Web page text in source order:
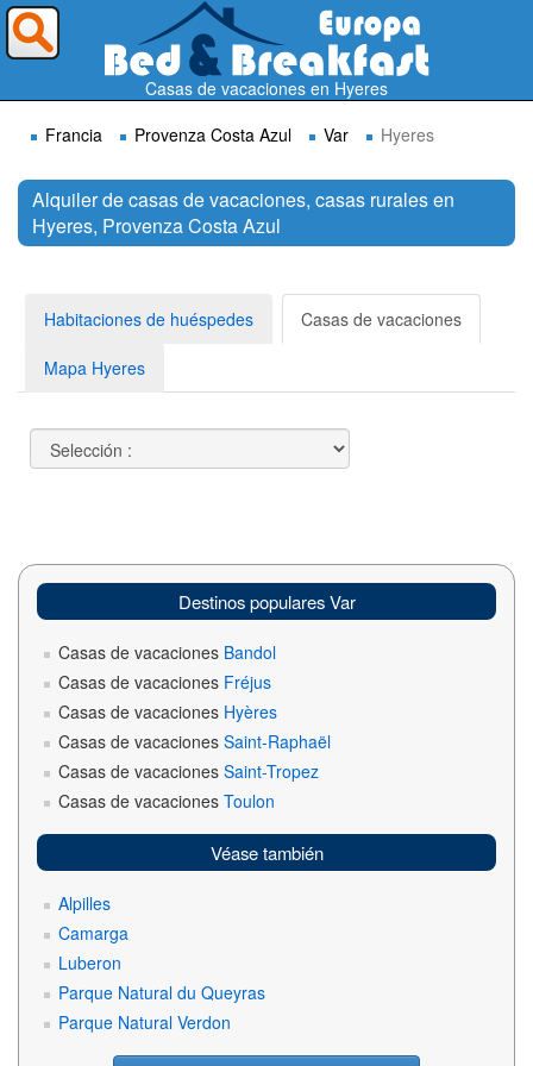
Casas de vacaciones en Hyeres
Francia
Provenza Costa Azul Var Hyeres
Alquiler de casas de vacaciones, casas rurales en
Hyeres, Provenza Costa Azul
Habitaciones de huéspedes Casas de vacaciones
Mapa Hyeres
Destinos populares Var
Casas de vacaciones Bandol
Casas de vacaciones Fréjus
Casas de vacaciones Hyères
Casas de vacaciones Saint-Raphaël
Casas de vacaciones Saint-Tropez
Casas de vacaciones Toulon
Véase también
Alpilles
Camarga
Luberon
Parque Natural du Queyras
Parque Natural Verdon
¿A dónde quieres ir?